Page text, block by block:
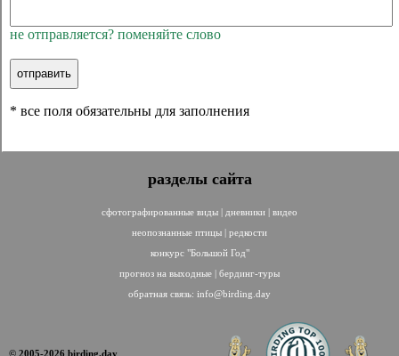
не отправляется? поменяйте слово
* все поля обязательны для заполнения
разделы сайта
сфотографированные виды | дневники | видео
неопознанные птицы | редкости
конкурс "Большой Год"
прогноз на выходные | бердинг-туры
обратная связь: info@birding.day
© 2005-2026 birding.day